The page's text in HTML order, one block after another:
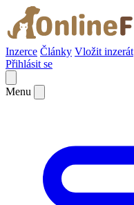
Inzerce Články Vložit inzerát
Přihlásit se
Menu